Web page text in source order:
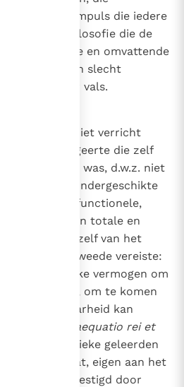
religieuze impuls die iedere
is. Een filosofie die de
uiteindelijke en omvattende
zou niet alleen slecht
taak, maar vals.
niet verricht
een wijsbegeerte die zelf
kennis was, d.w.z. niet
en ondergeschikte
- functionele,
- maar op zijn totale en
op het zijn zelf van het
geldt een tweede vereiste:
het menselijke vermogen om
verifieert, om te komen
waarheid kan
adaequatio rei et
de scholastieke geleerden
Dit postulaat, eigen aan het
herbevestigd door